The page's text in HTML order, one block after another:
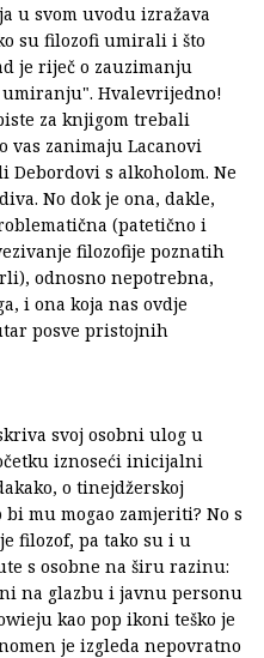
u svom uvodu izražava
su filozofi umirali i što
je riječ o zauzimanju
Hvalevrijedno!
za knjigom trebali
vas zanimaju Lacanovi
s alkoholom. Ne
No dok je ona, dakle,
(patetično i
filozofije poznatih
odnosno nepotrebna,
i ona koja nas ovdje
posve pristojnih
svoj osobni ulog u
iznoseći inicijalni
o tinejdžerskoj
mu mogao zamjeriti? No s
filozof, pa tako su i u
s osobne na širu razinu:
na glazbu i javnu personu
kao pop ikoni teško je
je izgleda nepovratno